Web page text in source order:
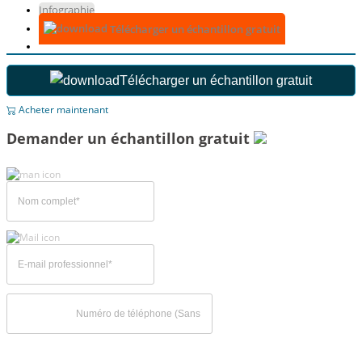
Infographie
Télécharger un échantillon gratuit
Télécharger un échantillon gratuit
Acheter maintenant
Demander un échantillon gratuit